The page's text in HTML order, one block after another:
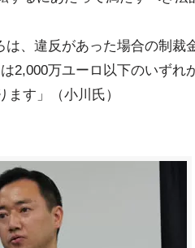
は、違反があった場合の制
2,000万ユーロ以下のいずれ
す」（小川氏）